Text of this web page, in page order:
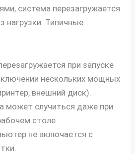
система перезагружается
нагрузки. Типичные
при запуске
нескольких мощных
внешний диск).
может случиться даже при
столе.
не включается с